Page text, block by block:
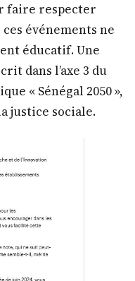
faire respecter
événements ne
éducatif. Une
dans l’axe 3 du
« Sénégal 2050 »,
justice sociale.